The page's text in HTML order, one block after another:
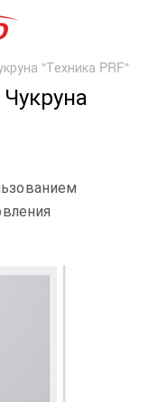
"Техника PRF"